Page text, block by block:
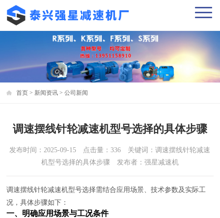
首页 > 新闻资讯 >公司新闻
调速摆线针轮减速机型号选择的具体步骤
发布时间：2025-09-15 点击量：336 关键词：调速摆线针轮减速
机型号选择的具体步骤 发布者：强星减速机
调速摆线针轮减速机型号选择需结合应用场景、技术参数及实际工
况，具体步骤如下：
一、明确应用场景与工况条件